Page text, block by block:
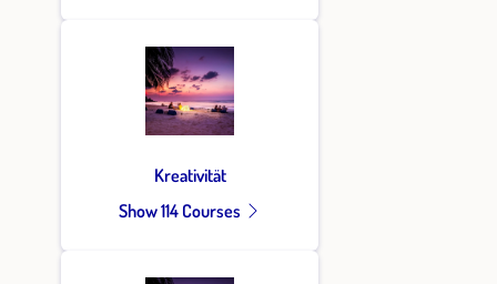
Kreativität
Show 114 Courses